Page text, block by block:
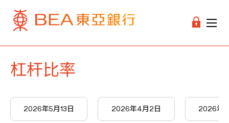
杠杆比率
2026年5月13日 2026年4月2日 2026年3